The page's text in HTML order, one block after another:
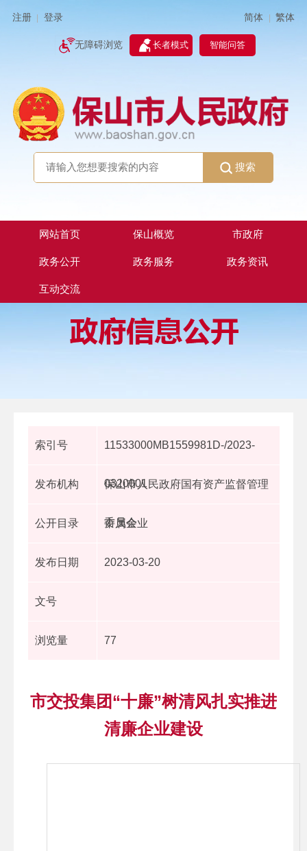
注册 登录 简体 | 繁体
无障碍浏览 长者模式 智能问答
搜索
网站首页 保山概览 市政府
政务公开 政务服务 政务资讯
互动交流
索引号 11533000MB1559981D-/2023-
0320001
发布机构 保山市人民政府国有资产监督管理
委员会
公开目录 市属企业
发布日期 2023-03-20
文号
浏览量 77
市交投集团“十廉”树清风扎实推进
清廉企业建设